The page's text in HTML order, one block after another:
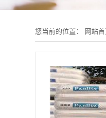
您当前的位置： 网站首